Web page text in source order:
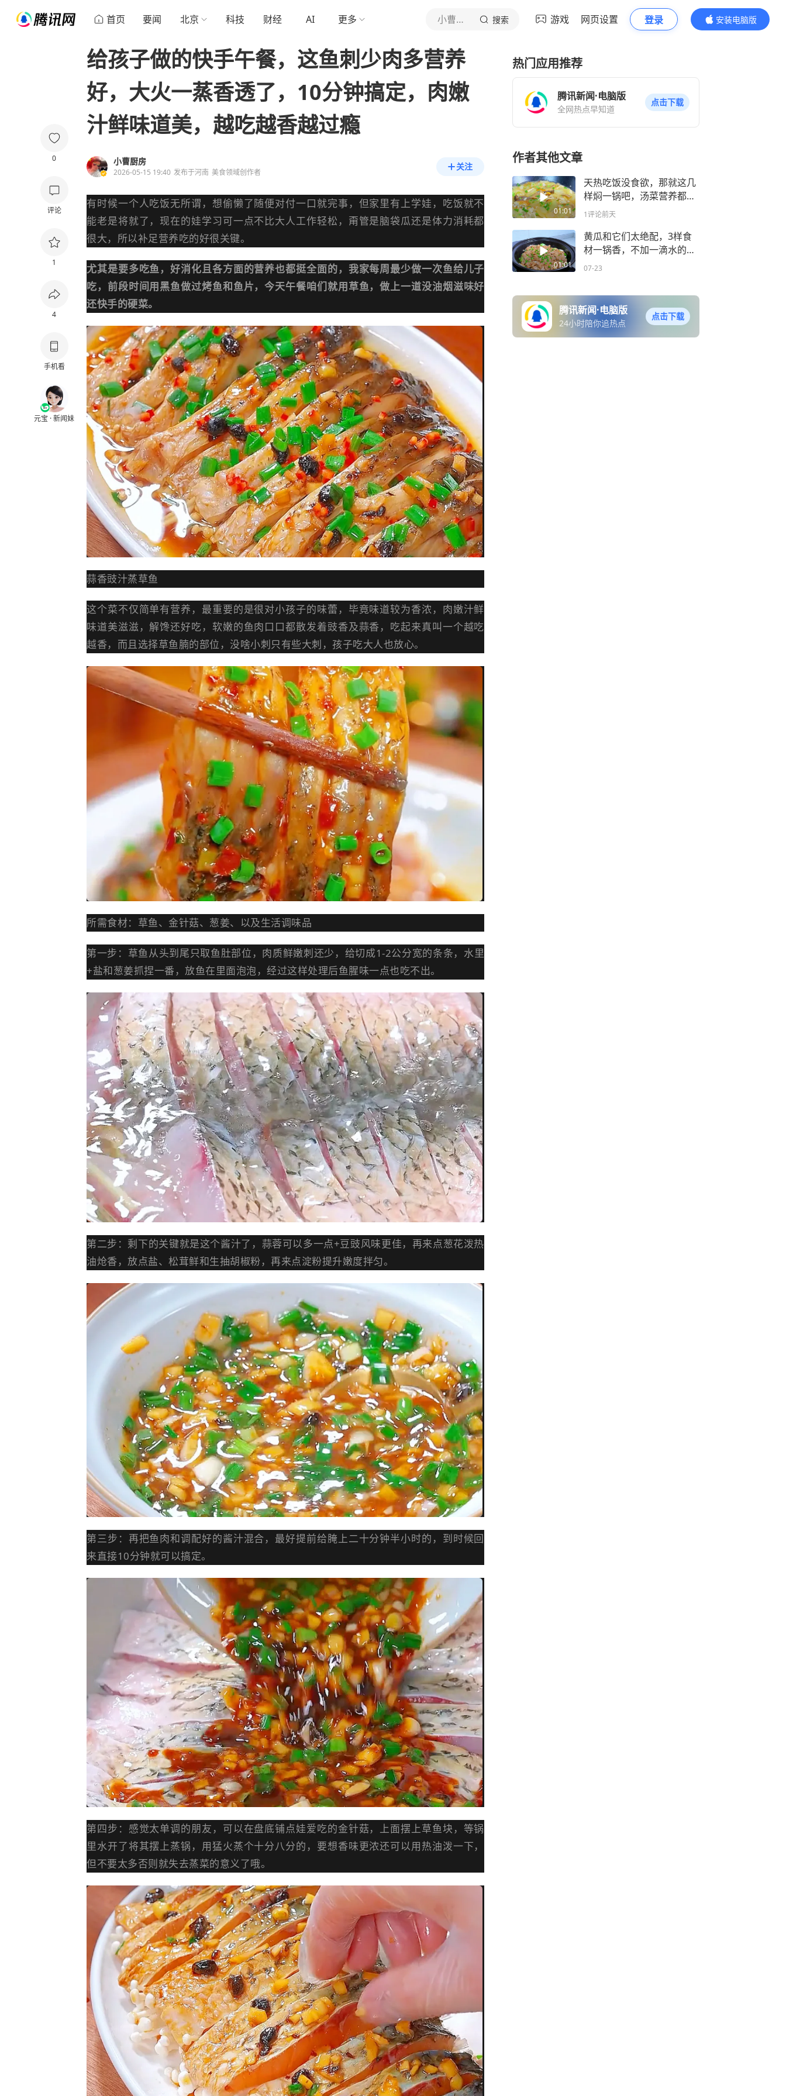
首页 要闻 北京 科技 财经 AI 更多 小曹厨房 搜索 游戏 网页设置 登录
安装电脑版
内容更精彩
0
评论
1
4
手机看
元宝 · 新闻妹
给孩子做的快手午餐，这鱼刺少肉多营养
好，大火一蒸香透了，10分钟搞定，肉嫩
汁鲜味道美，越吃越香越过瘾
小曹厨房
2026-05-15 19:40 发布于河南 美食领域创作者
关注
有时候一个人吃饭无所谓，想偷懒了随便对付一口就完事，但家里有上学娃，吃饭就不
能老是将就了，现在的娃学习可一点不比大人工作轻松，甭管是脑袋瓜还是体力消耗都
很大，所以补足营养吃的好很关键。
尤其是要多吃鱼，好消化且各方面的营养也都挺全面的，我家每周最少做一次鱼给儿子
吃，前段时间用黑鱼做过烤鱼和鱼片，今天午餐咱们就用草鱼，做上一道没油烟滋味好
还快手的硬菜。
蒜香豉汁蒸草鱼
这个菜不仅简单有营养，最重要的是很对小孩子的味蕾，毕竟味道较为香浓，肉嫩汁鲜
味道美滋滋，解馋还好吃，软嫩的鱼肉口口都散发着豉香及蒜香，吃起来真叫一个越吃
越香，而且选择草鱼腩的部位，没啥小刺只有些大刺，孩子吃大人也放心。
所需食材：草鱼、 金针菇、葱姜、以及生活调味品
第一步：草鱼从头到尾只取鱼肚部位，肉质鲜嫩刺还少，给切成1-2公分宽的条条，水里
+盐和葱姜抓捏一番，放鱼在里面泡泡，经过这样处理后鱼腥味一点也吃不出。
第二步：剩下的关键就是这个酱汁了，蒜蓉可以多一点+豆豉风味更佳，再来点葱花泼热
油炝香，放点盐、松茸鲜和生抽胡椒粉，再来点淀粉提升嫩度拌匀。
第三步：再把鱼肉和调配好的酱汁混合，最好提前给腌上二十分钟半小时的，到时候回
来直接10分钟就可以搞定。
第四步：感觉太单调的朋友，可以在盘底铺点娃爱吃的金针菇，上面摆上草鱼块，等锅
里水开了将其摆上蒸锅，用猛火蒸个十分八分的，要想香味更浓还可以用热油泼一下，
但不要太多否则就失去蒸菜的意义了哦。
热门应用推荐
腾讯新闻·电脑版
全网热点早知道
点击下载
作者其他文章
01:01
天热吃饭没食欲，那就这几
样焖一锅吧，汤菜营养都齐
全，好吃下饭真滋润
1评论前天
01:01
黄瓜和它们太绝配，3样食
材一锅香，不加一滴水的鲜
嫩脆爽，一个菜扫光一锅饭
07-23
腾讯新闻·电脑版
24小时陪你追热点
点击下载